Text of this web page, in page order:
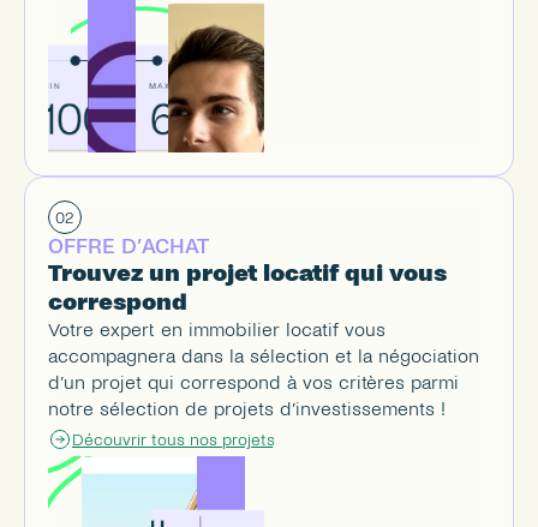
02
OFFRE D’ACHAT
Trouvez un projet locatif qui vous
correspond
Votre expert en immobilier locatif vous
accompagnera dans la sélection et la négociation
d’un projet qui correspond à vos critères parmi
notre sélection de projets d’investissements !
Découvrir tous nos projets